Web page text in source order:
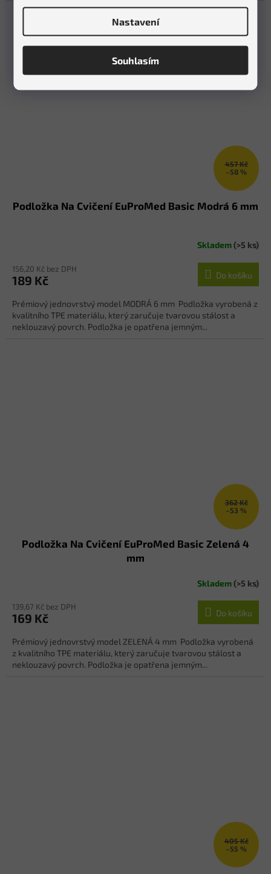
Nastavení
Souhlasím
457 Kč
–58 %
Podložka Na Cvičení EuProMed Basic Modrá 6 mm
Skladem(>5 ks)
156,20 Kč bez DPH
189 Kč Do košíku
Prémiový jednovrstvý model MODRÁ 6 mm Podložka vyrobená z
kvalitního TPE materiálu, který zaručuje tvarovou stálost a
neklouzavý povrch. Podložka je opatřena jemným...
362 Kč
–53 %
Podložka Na Cvičení EuProMed Basic Zelená 4
mm
Skladem(>5 ks)
139,67 Kč bez DPH
169 Kč Do košíku
Prémiový jednovrstvý model ZELENÁ 4 mm Podložka vyrobená
z kvalitního TPE materiálu, který zaručuje tvarovou stálost a
neklouzavý povrch. Podložka je opatřena jemným...
405 Kč
–55 %